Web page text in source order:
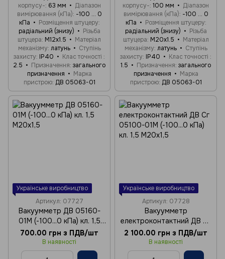
корпусу- 63 мм
Діапазон
вимірювання (кПа) -100 ... 0
кПа
Розміщення штуцеру
радіальний (знизу)
Різьба
штуцера М12x1.5
Матеріал
механізму латунь
Ступінь
захисту IP40
Клас точності
2.5
Призначення загального
призначення
Марка
пристрою ДВ 05063-01
корпусу- 100 мм
Діапазон
вимірювання (кПа) -100 ... 0
кПа
Розміщення штуцеру
радіальний (знизу)
Різьба
штуцера М20x1.5
Матеріал
механізму латунь
Ступінь
захисту IP40
Клас точності
1.5
Призначення загального
призначення
Марка
пристрою ДВ 05063-01
Українське виробництво
Артикул: 07727
Вакуумметр ДВ 05160-
01М (-100...0 кПа) кл. 1,5
М20х1,5
700.00 грн з ПДВ/шт
В наявності
Українське виробництво
Артикул: 07728
Вакуумметр
електроконтактний ДВ Сг
05100-01М (-100...0 кПа)
кл. 1,5 М20х1,5
2 100.00 грн з ПДВ/шт
В наявності